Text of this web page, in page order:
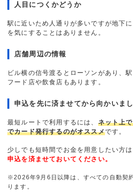
人目につくかどうか
駅に近いため人通りが多いですが地下
を気にすることはありません。
店舗周辺の情報
ビル横の信号渡るとローソンがあり、
フード店や飲食店もあります。
申込を先に済ませてから向かいま
最短ルートで利用するには、 ネット上
でカード発行するのがオススメです。
少しでも短時間でお金を用意したい方は
申込を済ませておいてください。
※2026年9月6日以降は、すべての自動契
ります。